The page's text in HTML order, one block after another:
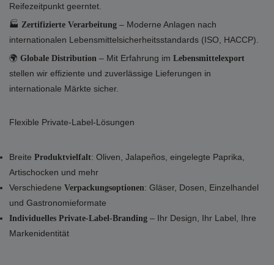
Reifezeitpunkt geerntet.
🏭 Zertifizierte Verarbeitung – Moderne Anlagen nach
internationalen Lebensmittelsicherheitsstandards (ISO, HACCP).
🌍 Globale Distribution – Mit Erfahrung im Lebensmittelexport
stellen wir effiziente und zuverlässige Lieferungen in
internationale Märkte sicher.
Flexible Private-Label-Lösungen
Breite Produktvielfalt: Oliven, Jalapeños, eingelegte Paprika,
Artischocken und mehr
Verschiedene Verpackungsoptionen: Gläser, Dosen, Einzelhandel
und Gastronomieformate
Individuelles Private-Label-Branding – Ihr Design, Ihr Label, Ihre
Markenidentität